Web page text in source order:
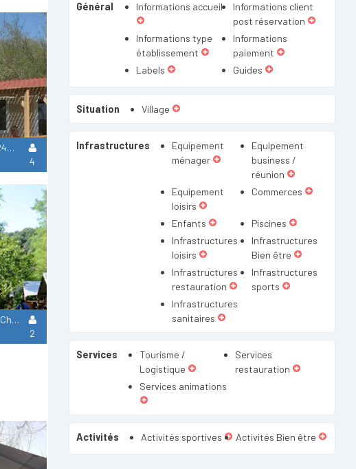
Mobil Home Confort + 24M² (2 Chambres)
4
Cabane Lodge 12 M² (1 Chambre) + Terrasse Couverte, Sans Sdb
2
Général Informations accueil
Informations client
post réservation
Informations type
établissement
Informations
paiement
Labels
Guides
Situation Village
Infrastructures
Equipement
ménager
Equipement
business /
réunion
Equipement
loisirs
Commerces
Enfants
Piscines
Infrastructures
loisirs
Infrastructures
Bien être
Infrastructures
restauration
Infrastructures
sports
Infrastructures
sanitaires
Services
Tourisme /
Logistique
Services
restauration
Services animations
Activités Activités sportives Activités Bien être